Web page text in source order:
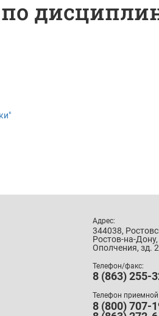
Адрес:
344038,
Ростов-на-
Ополчения, зд.
Телефон/факс:
8 (863) 255-
Телефон
8 (800) 707-